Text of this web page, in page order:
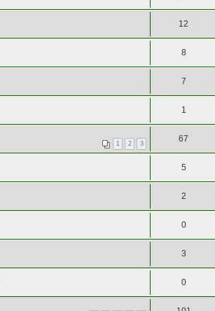
12
8
7
1
1 2 3 67
5
2
0
3
0